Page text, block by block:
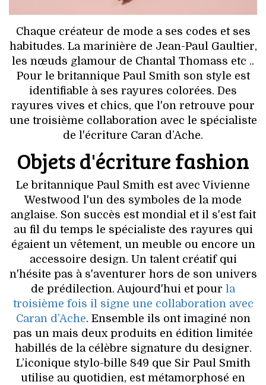
LIEUX TENDANCES
BEAUTÉ
MODE DE RUE
JEUNES CRÉATEURS
HISTOIRE DES MARQUES
DÉCO
VOYAGES & LOISIRS
Chaque créateur de mode a ses codes et ses
habitudes. La marinière de Jean-Paul Gaultier,
les nœuds glamour de Chantal Thomass etc ..
Pour le britannique Paul Smith son style est
identifiable à ses rayures colorées. Des
rayures vives et chics, que l'on retrouve pour
une troisième collaboration avec le spécialiste
de l'écriture Caran d’Ache.
Objets d'écriture fashion
Le britannique Paul Smith est avec Vivienne
Westwood l'un des symboles de la mode
anglaise. Son succès est mondial et il s'est fait
au fil du temps le spécialiste des rayures qui
égaient un vêtement, un meuble ou encore un
accessoire design. Un talent créatif qui
n'hésite pas à s'aventurer hors de son univers
de prédilection. Aujourd'hui et pour la
troisième fois il signe une collaboration avec
Caran d’Ache. Ensemble ils ont imaginé non
pas un mais deux produits en édition limitée
habillés de la célèbre signature du designer.
L’iconique stylo-bille 849 que Sir Paul Smith
utilise au quotidien, est métamorphosé en